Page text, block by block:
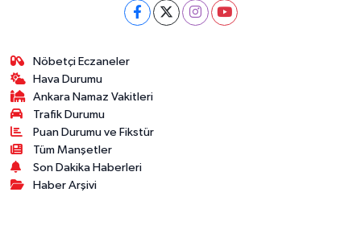
Nöbetçi Eczaneler
Hava Durumu
Ankara Namaz Vakitleri
Trafik Durumu
Puan Durumu ve Fikstür
Tüm Manşetler
Son Dakika Haberleri
Haber Arşivi